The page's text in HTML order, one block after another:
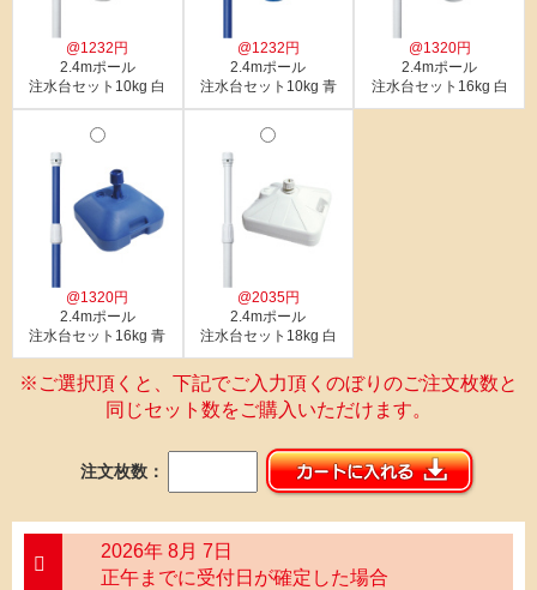
@1232円
2.4mポール
注水台セット10kg 白
@1232円
2.4mポール
注水台セット10kg 青
@1320円
2.4mポール
注水台セット16kg 白
@1320円
2.4mポール
注水台セット16kg 青
@2035円
2.4mポール
注水台セット18kg 白
※ご選択頂くと、下記でご入力頂くのぼりのご注文枚数と
同じセット数をご購入いただけます。
注文枚数：
2026年 8月 7日
正午までに受付日が確定した場合